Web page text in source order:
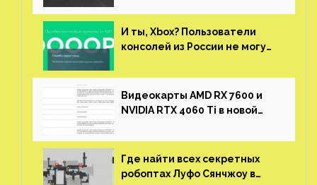
И ты, Xbox? Пользователи
консолей из России не могут
Видеокарты AMD RX 7600 и
NVIDIA RTX 4060 Ti в новой
Где найти всех секретных
робоптах Луфо Сянчжоу в